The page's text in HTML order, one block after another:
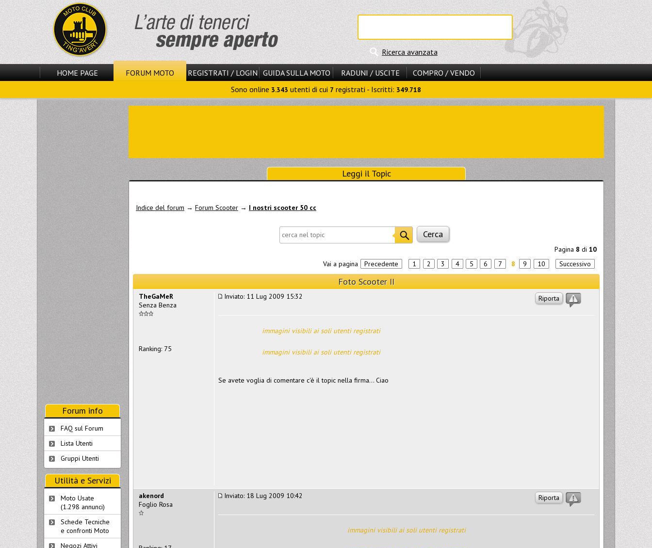
Ricerca avanzata
HOME PAGE FORUM MOTO REGISTRATI / LOGIN GUIDA SULLA MOTO RADUNI / USCITE
COMPRO / VENDO
Sono online 3.343 utenti di cui 7 registrati - Iscritti: 349.718
Leggi il Topic
Indice del forum → Forum Scooter → I nostri scooter 50 cc
Pagina 8 di 10
Vai a pagina
Precedente 1 2 3 4 5 6 7 8 9 10 Successivo
Foto Scooter II
Riporta
Inviato: 11 Lug 2009 15:32
immagini visibili ai soli utenti registrati
immagini visibili ai soli utenti registrati
Se avete voglia di comentare c'è il topic nella firma... Ciao
TheGaMeR
Senza Benza
Ranking: 75
Riporta
Inviato: 18 Lug 2009 10:42
immagini visibili ai soli utenti registrati
akenord
Foglio Rosa
Forum info
FAQ sul Forum
Lista Utenti
Gruppi Utenti
Utilità e Servizi
Moto Usate
(1.298 annunci)
Schede Tecniche
e confronti Moto
Negozi Attivi